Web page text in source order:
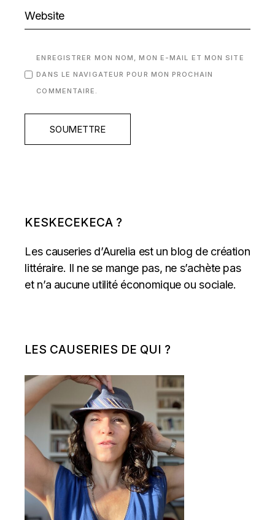
ENREGISTRER MON NOM, MON E-MAIL ET MON SITE
DANS LE NAVIGATEUR POUR MON PROCHAIN
COMMENTAIRE.
SOUMETTRE
KESKECEKECA ?
Les causeries d’Aurelia est un blog de création
littéraire. Il ne se mange pas, ne s’achète pas
et n’a aucune utilité économique ou sociale.
LES CAUSERIES DE QUI ?